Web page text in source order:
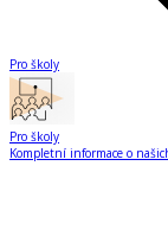
Pro školy
Pro školy
Kompletní informace o